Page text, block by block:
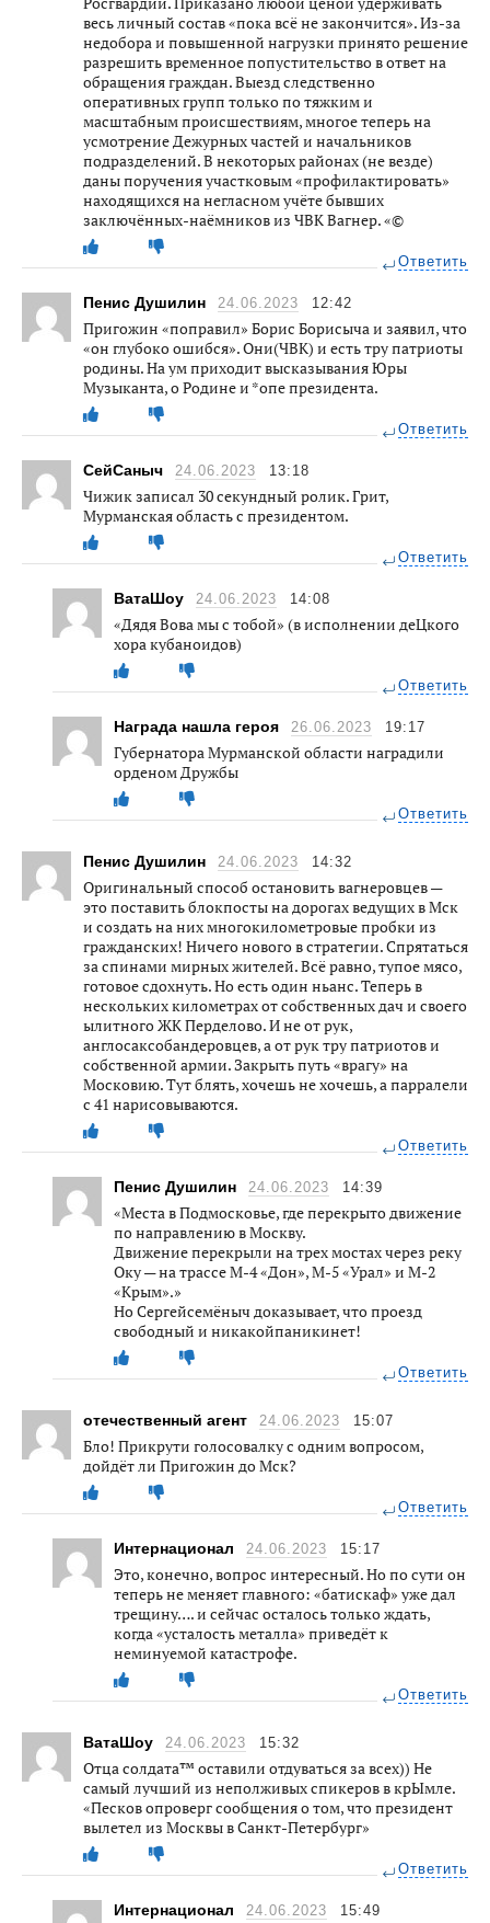
весь личный состав «пока всё не закончится». Из-за
недобора и повышенной нагрузки принято решение
разрешить временное попустительство в ответ на
обращения граждан. Выезд следственно
оперативных групп только по тяжким и
масштабным происшествиям, многое теперь на
усмотрение Дежурных частей и начальников
подразделений. В некоторых районах (не везде)
даны поручения участковым «профилактировать»
находящихся на негласном учёте бывших
заключённых-наёмников из ЧВК Вагнер. «©
Ответить
Пенис Душилин 24.06.2023 12:42
Пригожин «поправил» Борис Борисыча и заявил, что
«он глубоко ошибся». Они(ЧВК) и есть тру патриоты
родины. На ум приходит высказывания Юры
Музыканта, о Родине и *опе президента.
Ответить
СейСаныч 24.06.2023 13:18
Чижик записал 30 секундный ролик. Грит,
Мурманская область с президентом.
Ответить
ВатаШоу 24.06.2023 14:08
«Дядя Вова мы с тобой» (в исполнении деЦкого
хора кубаноидов)
Ответить
Награда нашла героя 26.06.2023 19:17
Губернатора Мурманской области наградили
орденом Дружбы
Ответить
Пенис Душилин 24.06.2023 14:32
Оригинальный способ остановить вагнеровцев —
это поставить блокпосты на дорогах ведущих в Мск
и создать на них многокилометровые пробки из
гражданских! Ничего нового в стратегии. Спрятаться
за спинами мирных жителей. Всё равно, тупое мясо,
готовое сдохнуть. Но есть один ньанс. Теперь в
нескольких километрах от собственных дач и своего
ылитного ЖК Перделово. И не от рук,
англосаксобандеровцев, а от рук тру патриотов и
собственной армии. Закрыть путь «врагу» на
Московию. Тут блять, хочешь не хочешь, а парралели
с 41 нарисовываются.
Ответить
Пенис Душилин 24.06.2023 14:39
«Места в Подмосковье, где перекрыто движение
по направлению в Москву.
Движение перекрыли на трех мостах через реку
Оку — на трассе М-4 «Дон», М-5 «Урал» и М-2
«Крым».»
Но Сергейсемёныч доказывает, что проезд
свободный и никакойпаникинет!
Ответить
отечественный агент 24.06.2023 15:07
Бло! Прикрути голосовалку с одним вопросом,
дойдёт ли Пригожин до Мск?
Ответить
Интернационал 24.06.2023 15:17
Это, конечно, вопрос интересный. Но по сути он
теперь не меняет главного: «батискаф» уже дал
трещину…. и сейчас осталось только ждать,
когда «усталость металла» приведёт к
неминуемой катастрофе.
Ответить
ВатаШоу 24.06.2023 15:32
Отца солдата™ оставили отдуваться за всех)) Не
самый лучший из неполживых спикеров в крЫмле.
«Песков опроверг сообщения о том, что президент
вылетел из Москвы в Санкт-Петербург»
Ответить
Интернационал 24.06.2023 15:49